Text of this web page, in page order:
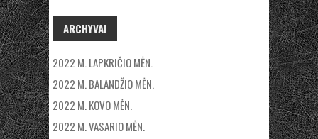
ARCHYVAI
2022 M. LAPKRIČIO MĖN.
2022 M. BALANDŽIO MĖN.
2022 M. KOVO MĖN.
2022 M. VASARIO MĖN.